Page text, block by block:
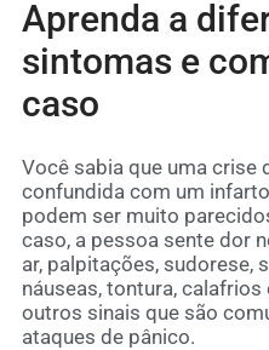
Aprenda a
sintomas e
caso
Você sabia que uma crise
confundida com um
podem ser muito
caso, a pessoa sente dor
ar, palpitações, sudorese,
náuseas, tontura,
outros sinais que são
ataques de pânico.